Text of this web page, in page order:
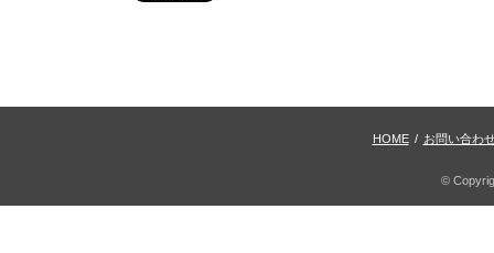
HOME / お問い合わ
©